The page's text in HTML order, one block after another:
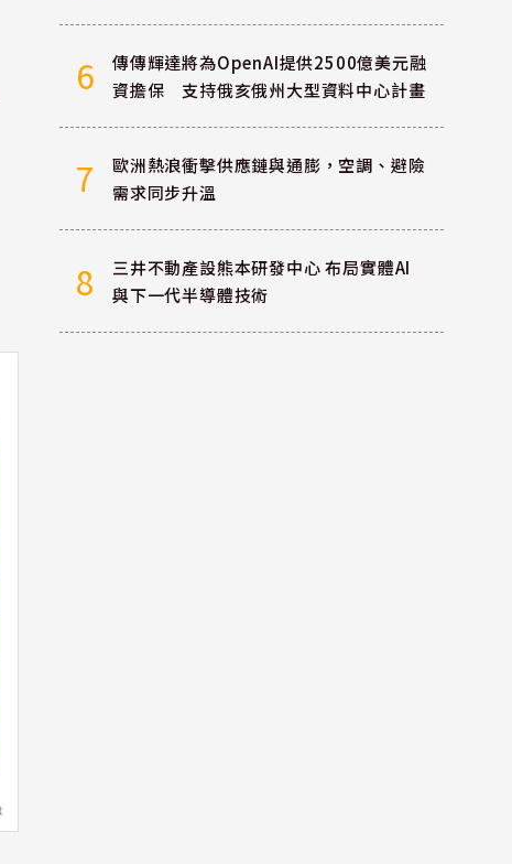
6
傳傳輝達將為OpenAI提供2500億美元融
資擔保 支持俄亥俄州大型資料中心計畫
7
歐洲熱浪衝擊供應鏈與通膨，空調、避險
需求同步升溫
8
三井不動產設熊本研發中心 布局實體AI
與下一代半導體技術